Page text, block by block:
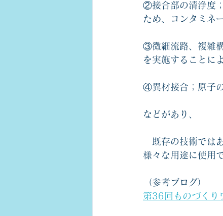
②接合部の清浄度
ため、コンタミネ
③微細流路、複雑
を実施することに
④異材接合；原子
などがあり、
既存の技術では
様々な用途に使用
（参考ブログ）
第36回ものづくり